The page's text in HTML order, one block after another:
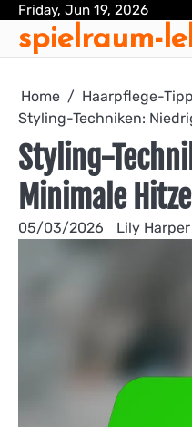
Skip
content
Friday, Jun 19, 2026
spielraum-
Home
Haarpflege-
Styling-Techniken:
Styling-
Minimale Hitze
05/03/2026 Lily Harper